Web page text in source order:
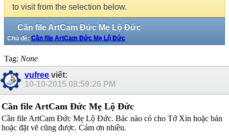
to visit from the selection below.
Cần file ArtCam Đức Mẹ Lộ Đức
Chủ đề: Cần file ArtCam Đức Mẹ Lộ Đức
Tag: None
vufree viết:
10-10-2015 08:59:26 PM
Cần file ArtCam Đức Mẹ Lộ Đức
Cần file ArtCam Đức Mẹ Lộ Đức. Bác nào có cho Tớ Xin hoặc bán
hoặc đặt vẽ cũng được. Cám ơn nhiều.